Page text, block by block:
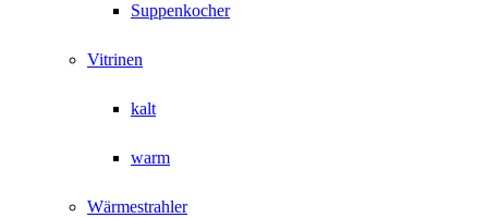
Suppenkocher
Vitrinen
kalt
warm
Wärmestrahler